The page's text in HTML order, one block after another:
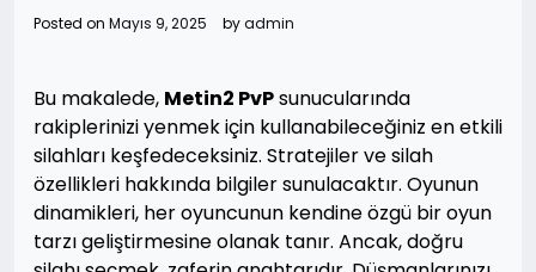
Posted on Mayıs 9, 2025 byadmin
Bu makalede, Metin2 PvPsunucularında
rakiplerinizi yenmek için kullanabileceğiniz en etkili
silahları keşfedeceksiniz. Stratejiler ve silah
özellikleri hakkında bilgiler sunulacaktır. Oyunun
dinamikleri, her oyuncunun kendine özgü bir oyun
tarzı geliştirmesine olanak tanır. Ancak, doğru